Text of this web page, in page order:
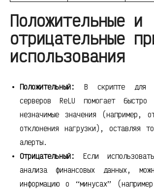
Положительные и
отрицательные
использования
Положительный:
В скрипте для
серверов ReLU помогает быстро
незначимые значения (например,
отклонения нагрузки), оставляя
алерты.
Отрицательный:
Если
анализа финансовых данных,
информацию о “минусах”